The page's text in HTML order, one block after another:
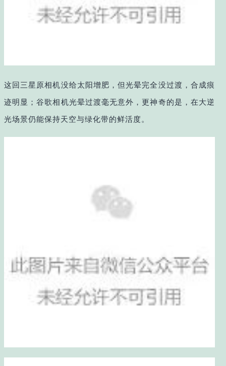
这回三星原相机没给太阳增肥，但光晕完全没过渡，合成痕
迹明显；谷歌相机光晕过渡毫无意外，更神奇的是，在大逆
光场景仍能保持天空与绿化带的鲜活度。